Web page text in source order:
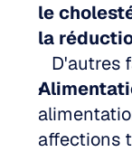
le
la
affections